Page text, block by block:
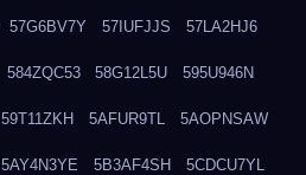
57G6BV7Y 57IUFJJS 57LA2HJ6
584ZQC53 58G12L5U 595U946N
59T11ZKH 5AFUR9TL 5AOPNSAW
5AY4N3YE 5B3AF4SH 5CDCU7YL